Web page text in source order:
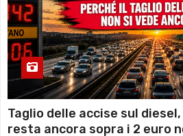
Taglio delle accise sul
resta ancora sopra i 2 euro